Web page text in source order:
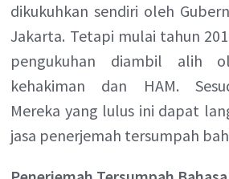
dikukuhkan sendiri oleh
Jakarta. Tetapi mulai tahun
pengukuhan diambil alih
kehakiman dan HAM.
Mereka yang lulus ini dapat
jasa penerjemah tersumpah